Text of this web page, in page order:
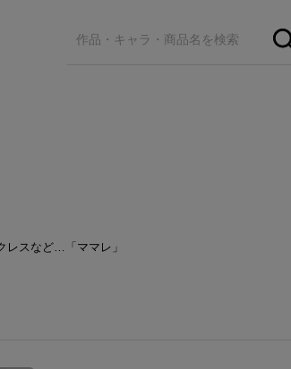
レスなど…「ママレ」